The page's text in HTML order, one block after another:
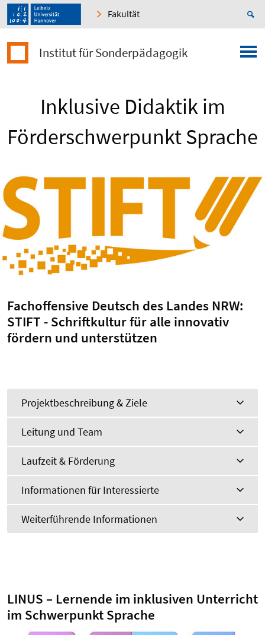
Fakultät
Institut für Sonderpädagogik
Inklusive Didaktik im
Förderschwerpunkt Sprache
Fachoffensive Deutsch des Landes NRW:
STIFT - Schriftkultur für alle innovativ
fördern und unterstützen
Projektbeschreibung & Ziele
Leitung und Team
Laufzeit & Förderung
Informationen für Interessierte
Weiterführende Informationen
LINUS – Lernende im inklusiven Unterricht
im Schwerpunkt Sprache